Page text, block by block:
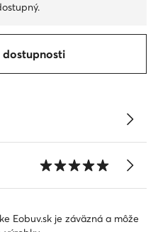
Eobuv.sk je záväzná a môže